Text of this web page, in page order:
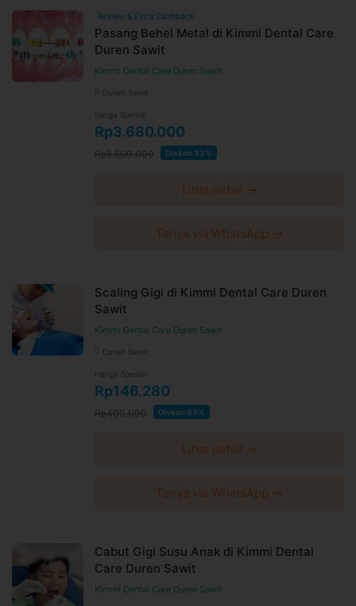
Review & Extra Cashback
Pasang Behel Metal di Kimmi Dental Care
Duren Sawit
Kimmi Dental Care Duren Sawit
Duren Sawit
Harga Spesial
Rp3.680.000
Rp5.500.000 Diskon 33%
Lihat detail →
Tanya via WhatsApp →
Scaling Gigi di Kimmi Dental Care Duren
Sawit
Kimmi Dental Care Duren Sawit
Duren Sawit
Harga Spesial
Rp146.280
Rp400.000 Diskon 63%
Lihat detail →
Tanya via WhatsApp →
Cabut Gigi Susu Anak di Kimmi Dental
Care Duren Sawit
Kimmi Dental Care Duren Sawit